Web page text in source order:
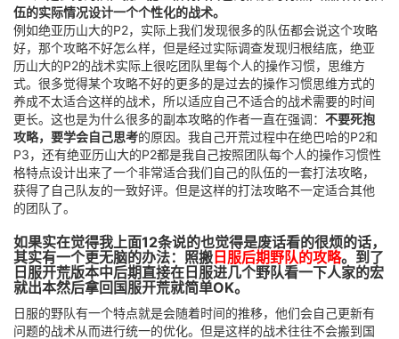
伍的实际情况设计一个个性化的战术。
例如绝亚历山大的P2，实际上我们发现很多的队伍都会说这个攻略
好，那个攻略不好怎么样，但是经过实际调查发现归根结底，绝亚
历山大的P2的战术实际上很吃团队里每个人的操作习惯，思维方
式。很多觉得某个攻略不好的更多的是过去的操作习惯思维方式的
养成不太适合这样的战术，所以适应自己不适合的战术需要的时间
更长。这也是为什么很多的副本攻略的作者一直在强调： 不要死抱
攻略，要学会自己思考的原因。我自己开荒过程中在绝巴哈的P2和
P3，还有绝亚历山大的P2都是我自己按照团队每个人的操作习惯性
格特点设计出来了一个非常适合我们自己的队伍的一套打法攻略，
获得了自己队友的一致好评。但是这样的打法攻略不一定适合其他
的团队了。
如果实在觉得我上面12条说的也觉得是废话看的很烦的话，
其实有一个更无脑的办法：照搬日服后期野队的攻略。到了
日服开荒版本中后期直接在日服进几个野队看一下人家的宏
就出本然后拿回国服开荒就简单OK。
日服的野队有一个特点就是会随着时间的推移，他们会自己更新有
问题的战术从而进行统一的优化。但是这样的战术往往不会搬到国